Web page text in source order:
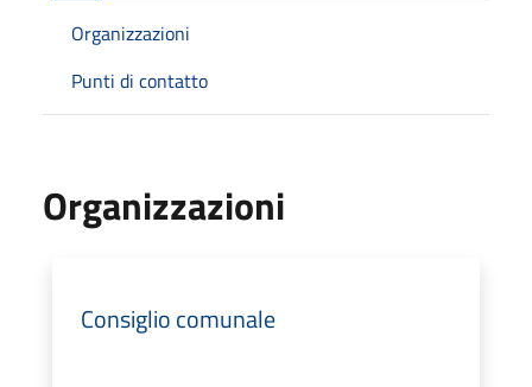
Organizzazioni
Punti di contatto
Organizzazioni
Consiglio comunale